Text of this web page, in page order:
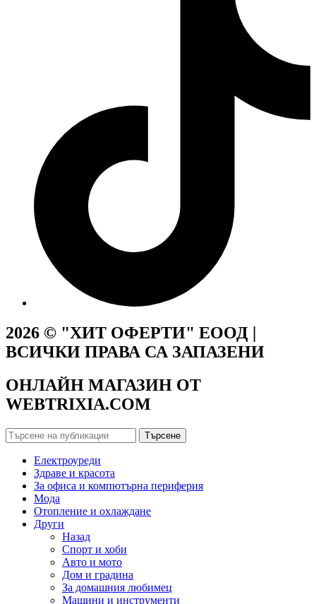
2026 © "ХИТ ОФЕРТИ" ЕООД |
ВСИЧКИ ПРАВА СА ЗАПАЗЕНИ
ОНЛАЙН МАГАЗИН ОТ
WEBTRIXIA.COM
Търсене
Електроуреди
Здраве и красота
За офиса и компютърна периферия
Мода
Отопление и охлаждане
Други
Назад
Спорт и хоби
Авто и мото
Дом и градина
За домашния любимец
Машини и инструменти